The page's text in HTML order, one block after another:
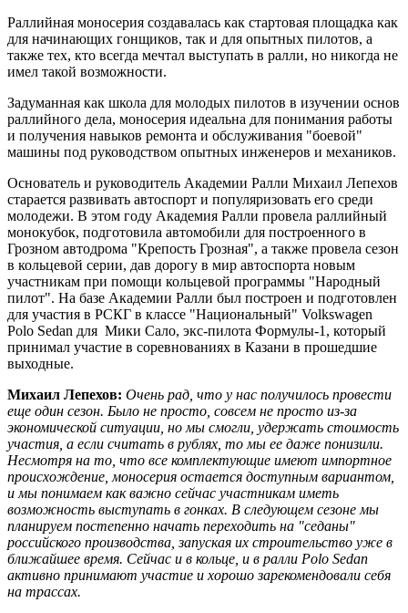
Раллийная моносерия создавалась как стартовая площадка как
для начинающих гонщиков, так и для опытных пилотов, а
также тех, кто всегда мечтал выступать в ралли, но никогда не
имел такой возможности.
Задуманная как школа для молодых пилотов в изучении основ
раллийного дела, моносерия идеальна для понимания работы
и получения навыков ремонта и обслуживания "боевой"
машины под руководством опытных инженеров и механиков.
Основатель и руководитель Академии Ралли Михаил Лепехов
старается развивать автоспорт и популяризовать его среди
молодежи. В этом году Академия Ралли провела раллийный
монокубок, подготовила автомобили для построенного в
Грозном автодрома "Крепость Грозная", а также провела сезон
в кольцевой серии, дав дорогу в мир автоспорта новым
участникам при помощи кольцевой программы "Народный
пилот". На базе Академии Ралли был построен и подготовлен
для участия в РСКГ в классе "Национальный" Volkswagen
Polo Sedan для Мики Сало, экс-пилота Формулы-1, который
принимал участие в соревнованиях в Казани в прошедшие
выходные.
Михаил Лепехов: Очень рад, что у нас получилось провести
еще один сезон. Было не просто, совсем не просто из-за
экономической ситуации, но мы смогли, удержать стоимость
участия, а если считать в рублях, то мы ее даже понизили.
Несмотря на то, что все комплектующие имеют импортное
происхождение, моносерия остается доступным вариантом,
и мы понимаем как важно сейчас участникам иметь
возможность выступать в гонках. В следующем сезоне мы
планируем постепенно начать переходить на "седаны"
российского производства, запуская их строительство уже в
ближайшее время. Сейчас и в кольце, и в ралли Polo Sedan
активно принимают участие и хорошо зарекомендовали себя
на трассах.